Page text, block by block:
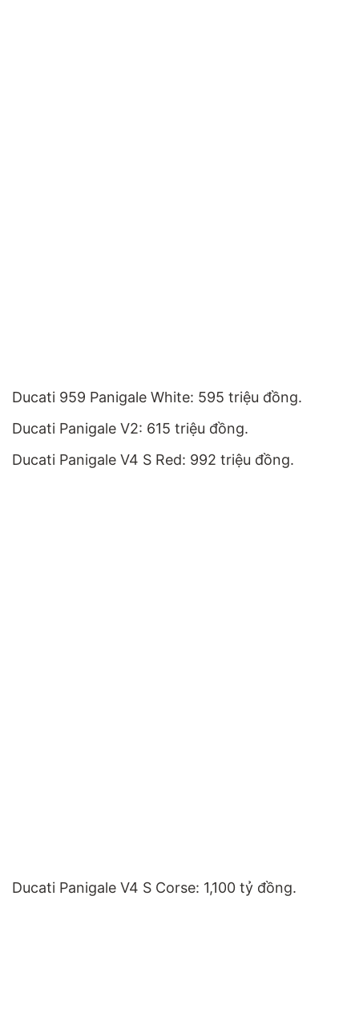
Ducati 959 Panigale White: 595 triệu đồng.
Ducati Panigale V2: 615 triệu đồng.
Ducati Panigale V4 S Red: 992 triệu đồng.
Ducati Panigale V4 S Corse: 1,100 tỷ đồng.